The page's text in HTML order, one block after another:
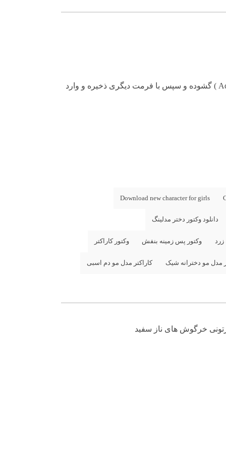
توجه : در صورتی که در استفاده از طرح های وکتور در فتوشاپ به مشکل برخوردید , آن را در ایلواستریتور (Adobe Illustrator ) گشوده و سپس با فرمت دیگری ذخیره و وارد
Download new character for girls
دانلود وکتور دختر مدلینگ
زرد وکتور پس زمینه بنفش وکتور کاراکتر
مدل مو دخترانه شیک کاراکتر مدل مو دم اسبی